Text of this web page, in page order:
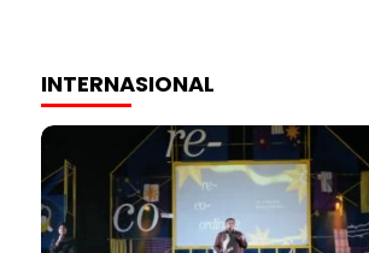
INTERNASIONAL